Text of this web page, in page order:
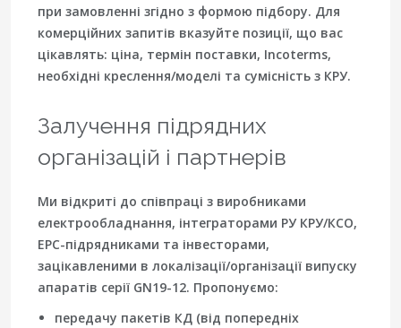
при замовленні згідно з формою підбору. Для
комерційних запитів вказуйте позиції, що вас
цікавлять: ціна, термін поставки, Incoterms,
необхідні креслення/моделі та сумісність з КРУ.
Залучення підрядних
організацій і партнерів
Ми відкриті до співпраці з виробниками
електрообладнання, інтеграторами РУ КРУ/КСО,
EPC-підрядниками та інвесторами,
зацікавленими в локалізації/організації випуску
апаратів серії GN19-12. Пропонуємо:
передачу пакетів КД (від попередніх